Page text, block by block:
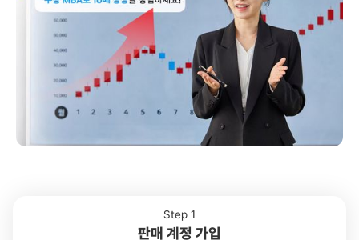
Step 1
판매 계정 가입